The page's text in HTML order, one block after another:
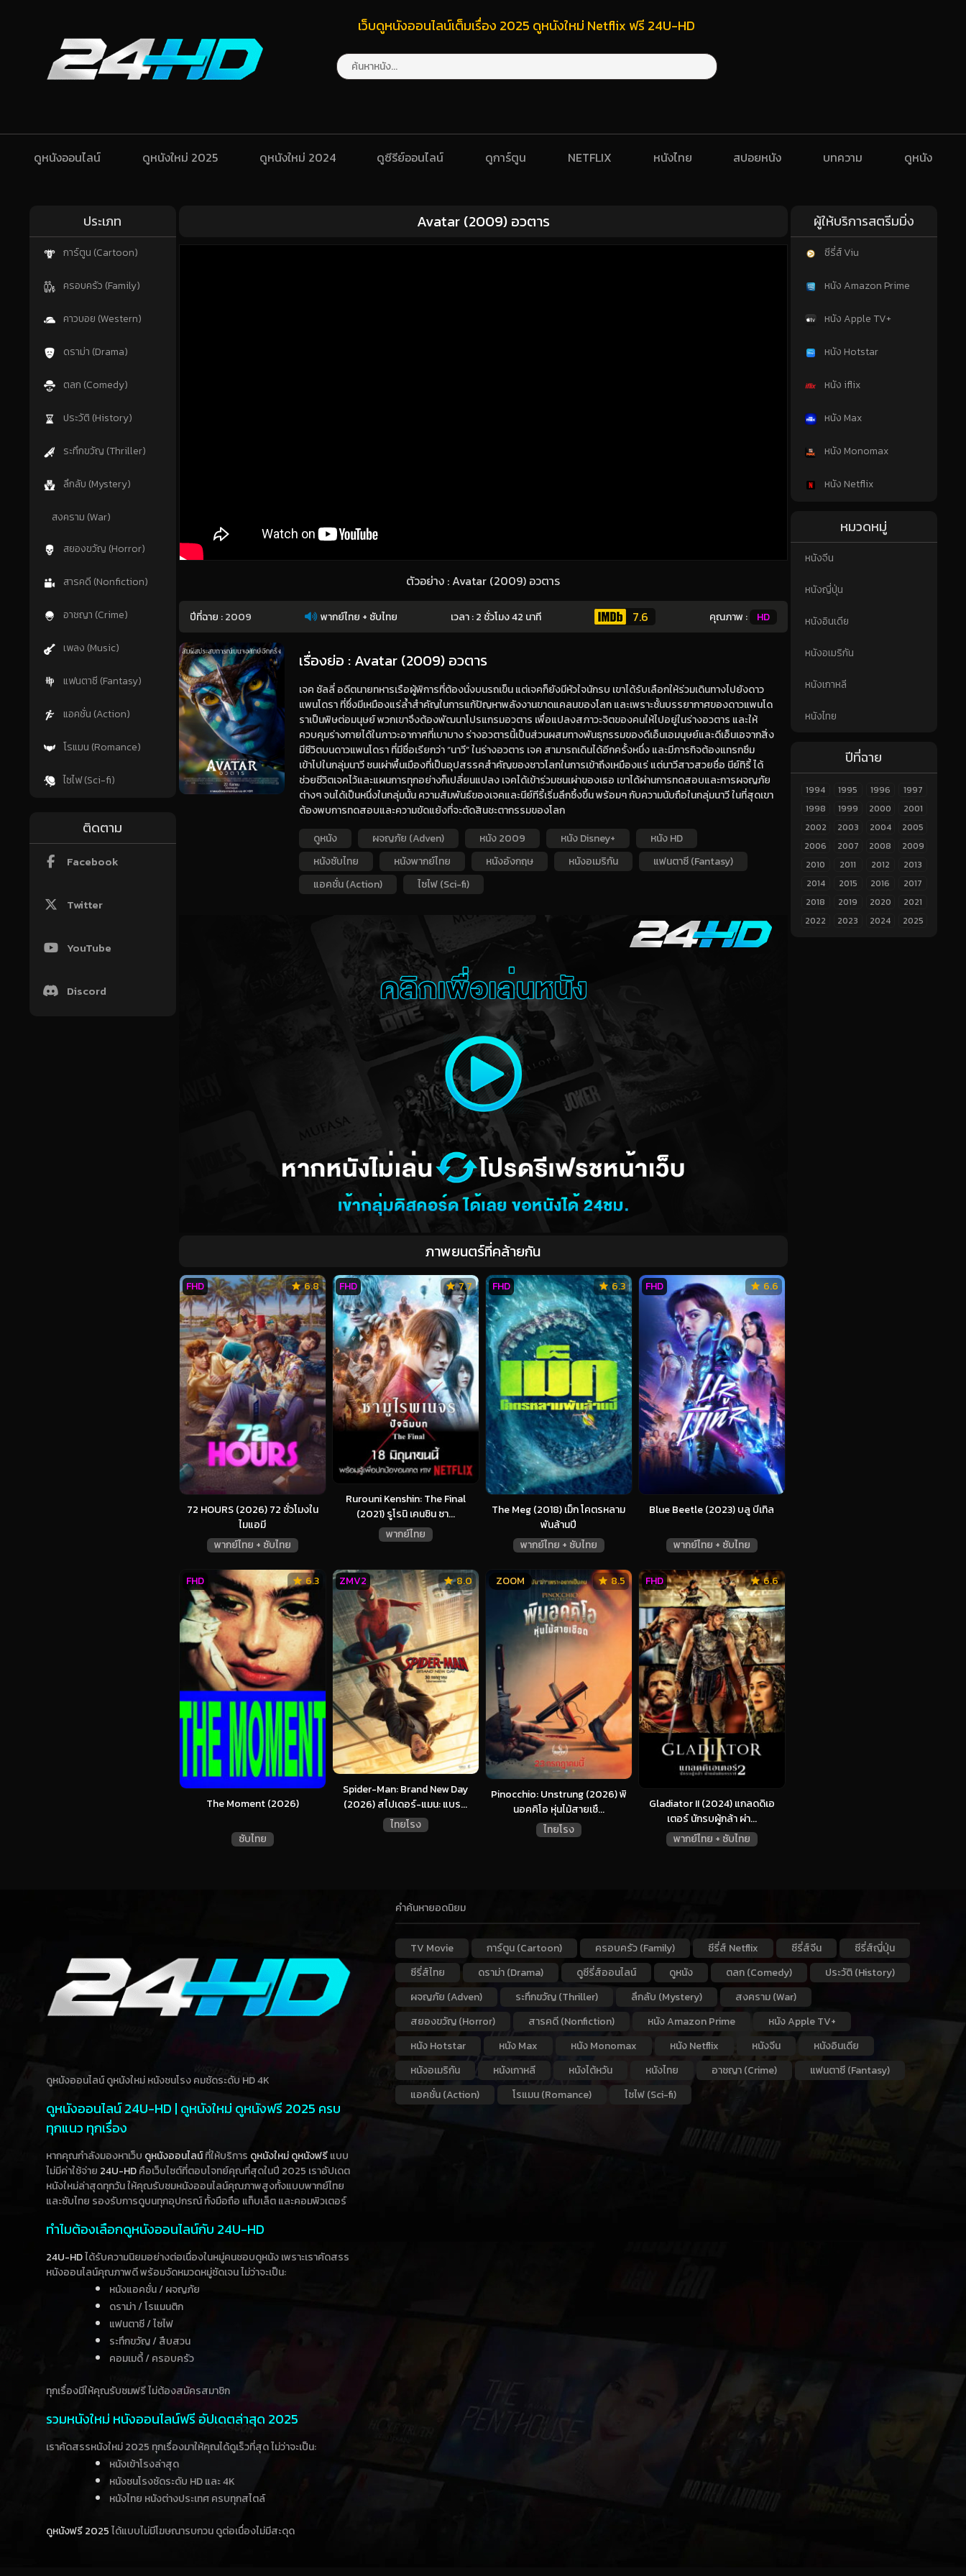
เว็บดูหนังออนไลน์เต็มเรื่อง 2025 ดูหนังใหม่ Netflix ฟรี 24U-HD
ดูหนังออนไลน์ ดูหนังใหม่ 2025 ดูหนังใหม่ 2024 ดูซีรีย์ออนไลน์ ดูการ์ตูน NETFLIX หนังไทย สปอยหนัง บทความ ดูหนัง
ประเภท
การ์ตูน (Cartoon)
ครอบครัว (Family)
คาวบอย (Western)
ดราม่า (Drama)
ตลก (Comedy)
ประวัติ (History)
ระทึกขวัญ (Thriller)
ลึกลับ (Mystery)
สงคราม (War)
สยองขวัญ (Horror)
สารคดี (Nonfiction)
อาชญา (Crime)
เพลง (Music)
แฟนตาซี (Fantasy)
แอคชั่น (Action)
โรแมน (Romance)
ไซไฟ (Sci-fi)
ติดตาม
Facebook
Twitter
YouTube
Discord
Avatar (2009) อวตาร
ตัวอย่าง : Avatar (2009) อวตาร
ปีที่ฉาย :2009 พากย์ไทย + ซับไทย เวลา : 2 ชั่วโมง 42 นาที 7.6 คุณภาพ : HD
เรื่องย่อ : Avatar (2009) อวตาร
เจค ซัลลี่ อดีตนายทหารเรือผู้พิการที่ต้องนั่งบนรถเข็น แต่เจคก็ยังมีหัวใจนักรบ เขาได้รับเลือกให้ร่วมเดินทางไปยังดาว
แพนโดรา ที่ซึ่งมีเหมืองแร่ล้ำสำคัญในการแก้ปัญหาพลังงานขาดแคลนของโลก และเพราะชั้นบรรยากาศของดาวแพนโด
ราเป็นพิษต่อมนุษย์ พวกเขาจึงต้องพัฒนาโปรแกรมอวตาร เพื่อแปลงสภาวะจิตของคนให้ไปอยู่ในร่างอวตาร และให้
ควบคุมร่างกายได้ในภาวะอากาศที่เบาบาง ร่างอวตารนี้เป็นส่วนผสมทางพันธุกรรมของดีเอ็นเอมนุษย์และดีเอ็นเอจากสิ่ง
มีชีวิตบนดาวแพนโดรา ที่มีชื่อเรียกว่า “นาวี” ในร่างอวตาร เจค สามารถเดินได้อีกครั้งหนึ่ง และมีภารกิจต้องแทรกซึม
เข้าไปในกลุ่มนาวี ชนเผ่าพื้นเมืองที่เป็นอุปสรรคสำคัญของชาวโลกในการเข้าถึงเหมืองแร่ แต่นาวีสาวสวยชื่อ นีย์ทิรี้ ได้
ช่วยชีวิตเจคไว้และแผนการทุกอย่างก็เปลี่ยนแปลง เจคได้เข้าร่วมชนเผ่าของเธอ เขาได้ผ่านการทดสอบและการผจญภัย
ต่างๆ จนได้เป็นหนึ่งในกลุ่มนั้น ความสัมพันธ์ของเจคและนีย์ทีรี้เริ่มลึกซึ้งขึ้น พร้อมๆ กับความนับถือในกลุ่มนาวี ในที่สุดเขา
ต้องพบการทดสอบและความขัดแย้งที่จะตัดสินชะตากรรมของโลก
ดูหนัง
ผจญภัย (Adven) หนัง 2009 หนัง Disney+
หนัง HD
หนังซับไทย
หนังพากย์ไทย หนังอังกฤษ หนังอเมริกัน
แฟนตาซี (Fantasy)
แอคชั่น (Action)
ไซไฟ (Sci-fi)
ภาพยนตร์ที่คล้ายกัน
72 HOURS (2026) 72 ชั่วโมงใน
ไมแอมี
พากย์ไทย + ซับไทย
6.8
FHD
Rurouni Kenshin: The Final
(2021) รูโรนิ เคนชิน ซา...
พากย์ไทย
7.7
FHD
The Meg (2018) เม็ก โคตรหลาม
พันล้านปี
พากย์ไทย + ซับไทย
6.3
FHD
Blue Beetle (2023) บลู บีเทิล
พากย์ไทย + ซับไทย
6.6
FHD
The Moment (2026)
ซับไทย
6.3
FHD
Spider-Man: Brand New Day
(2026) สไปเดอร์-แมน: แบร...
ไทยโรง
8.0
ZMV2
Pinocchio: Unstrung (2026) พิ
นอคคิโอ หุ่นไม้สายเชื...
ไทยโรง
8.5
ZOOM
Gladiator II (2024) แกลดดิเอ
เตอร์ นักรบผู้กล้า ผ่า...
พากย์ไทย + ซับไทย
6.6
FHD
ผู้ให้บริการสตรีมมิ่ง
ซีรี่ส์ Viu
หนัง Amazon Prime
หนัง Apple TV+
หนัง Hotstar
หนัง iflix
หนัง Max
หนัง Monomax
หนัง Netflix
หมวดหมู่
หนังจีน
หนังญี่ปุ่น
หนังอินเดีย
หนังอเมริกัน
หนังเกาหลี
หนังไทย
ปีที่ฉาย
1994 1995 1996
1997
1998
1999 2000
2001
2002
2003 2004
2005
2006
2007 2008
2009
2010
2011 2012
2013
2014
2015 2016
2017
2018
2019 2020
2021
2022
2023 2024 2025
ดูหนังออนไลน์ ดูหนังใหม่ หนังชนโรง คมชัดระดับ HD 4K
ดูหนังออนไลน์ 24U-HD | ดูหนังใหม่ ดูหนังฟรี 2025 ครบ
ทุกแนว ทุกเรื่อง
หากคุณกำลังมองหาเว็บ ดูหนังออนไลน์ที่ให้บริการ ดูหนังใหม่ดูหนังฟรีแบบ
ไม่มีค่าใช้จ่าย 24U-HDคือเว็บไซต์ที่ตอบโจทย์คุณที่สุดในปี 2025 เราอัปเดต
หนังใหม่ล่าสุดทุกวัน ให้คุณรับชมหนังออนไลน์คุณภาพสูงทั้งแบบพากย์ไทย
และซับไทย รองรับการดูบนทุกอุปกรณ์ ทั้งมือถือ แท็บเล็ต และคอมพิวเตอร์
ทำไมต้องเลือกดูหนังออนไลน์กับ 24U-HD
24U-HDได้รับความนิยมอย่างต่อเนื่องในหมู่คนชอบดูหนัง เพราะเราคัดสรร
หนังออนไลน์คุณภาพดี พร้อมจัดหมวดหมู่ชัดเจน ไม่ว่าจะเป็น:
หนังแอคชั่น / ผจญภัย
ดราม่า / โรแมนติก
แฟนตาซี / ไซไฟ
ระทึกขวัญ / สืบสวน
คอมเมดี้ / ครอบครัว
ทุกเรื่องมีให้คุณรับชมฟรี ไม่ต้องสมัครสมาชิก
รวมหนังใหม่ หนังออนไลน์ฟรี อัปเดตล่าสุด 2025
เราคัดสรรหนังใหม่ 2025 ทุกเรื่องมาให้คุณได้ดูเร็วที่สุด ไม่ว่าจะเป็น:
หนังเข้าโรงล่าสุด
หนังชนโรงชัดระดับ HD และ 4K
หนังไทย หนังต่างประเทศ ครบทุกสไตล์
ดูหนังฟรี 2025ได้แบบไม่มีโฆษณารบกวน ดูต่อเนื่องไม่มีสะดุด
คำค้นหายอดนิยม
TV Movie การ์ตูน (Cartoon) ครอบครัว (Family) ซีรี่ส์ Netflix ซีรี่ส์จีน
ซีรี่ส์ญี่ปุ่น
ซีรี่ส์ไทย
ดราม่า (Drama) ดูซีรี่ส์ออนไลน์ ดูหนัง ตลก (Comedy)
ประวัติ (History)
ผจญภัย (Adven)
ระทึกขวัญ (Thriller) ลึกลับ (Mystery)
สงคราม (War)
สยองขวัญ (Horror)
สารคดี (Nonfiction) หนัง Amazon Prime
หนัง Apple TV+
หนัง Hotstar
หนัง Max หนัง Monomax หนัง Netflix หนังจีน
หนังอินเดีย
หนังอเมริกัน
หนังเกาหลี หนังไต้หวัน หนังไทย อาชญา (Crime)
แฟนตาซี (Fantasy)
แอคชั่น (Action)
โรแมน (Romance) ไซไฟ (Sci-fi)